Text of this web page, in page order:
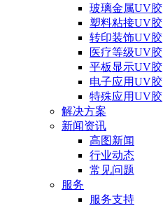
玻璃金属UV胶
塑料粘接UV胶
转印装饰UV胶
医疗等级UV胶
平板显示UV胶
电子应用UV胶
特殊应用UV胶
解决方案
新闻资讯
高图新闻
行业动态
常见问题
服务
服务支持